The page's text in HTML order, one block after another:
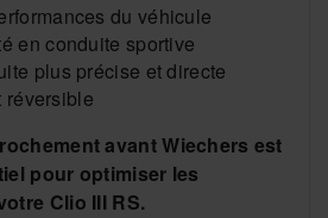
du véhicule
en conduite sportive
plus précise et directe
réversible
avant Wiechers est
pour optimiser les
Clio III RS.